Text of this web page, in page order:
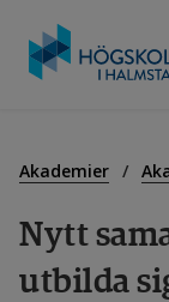
innehåll
Akademier
Nytt
utbilda